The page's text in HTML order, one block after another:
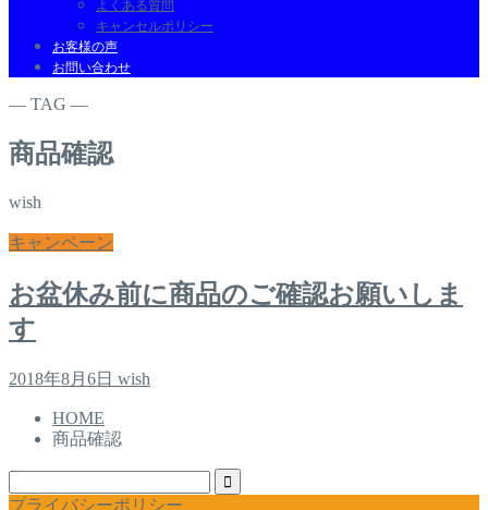
よくある質問
キャンセルポリシー
お客様の声
お問い合わせ
― TAG ―
商品確認
wish
キャンペーン
お盆休み前に商品のご確認お願いしま
す
2018年8月6日 wish
HOME
商品確認
プライバシーポリシー